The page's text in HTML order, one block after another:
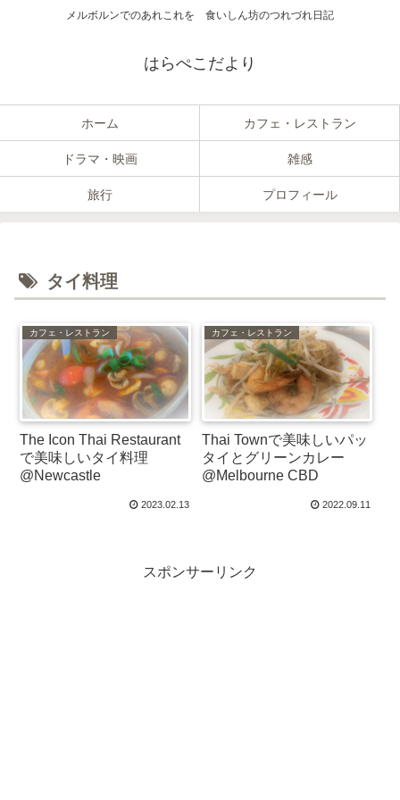
メルボルンでのあれこれを 食いしん坊のつれづれ日記
はらぺこだより
ホーム カフェ・レストラン
ドラマ・映画 雑感
旅行 プロフィール
タイ料理
カフェ・レストラン
The Icon Thai Restaurant
で美味しいタイ料理
@Newcastle
2023.02.13
カフェ・レストラン
Thai Townで美味しいパッ
タイとグリーンカレー
@Melbourne CBD
2022.09.11
スポンサーリンク